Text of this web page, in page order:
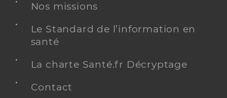
Nos missions
Le Standard de l’information en
santé
La charte Santé.fr Décryptage
Contact